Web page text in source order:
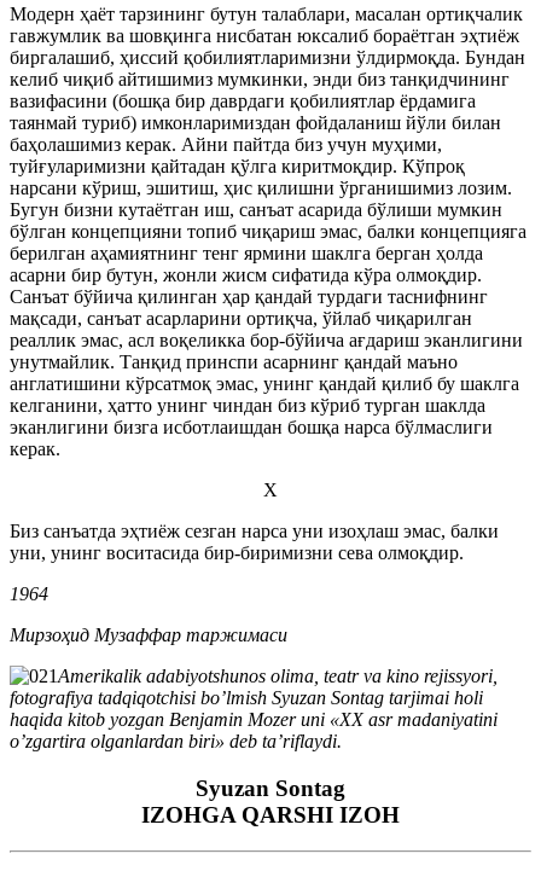
Модерн ҳаёт тарзининг бутун талаблари, масалан ортиқчалик
гавжумлик ва шовқинга нисбатан юксалиб бораётган эҳтиёж
биргалашиб, ҳиссий қобилиятларимизни ўлдирмоқда. Бундан
келиб чиқиб айтишимиз мумкинки, энди биз танқидчининг
вазифасини (бошқа бир даврдаги қобилиятлар ёрдамига
таянмай туриб) имконларимиздан фойдаланиш йўли билан
баҳолашимиз керак. Айни пайтда биз учун муҳими,
туйғуларимизни қайтадан қўлга киритмоқдир. Кўпроқ
нарсани кўриш, эшитиш, ҳис қилишни ўрганишимиз лозим.
Бугун бизни кутаётган иш, санъат асарида бўлиши мумкин
бўлган концепцияни топиб чиқариш эмас, балки концепцияга
берилган аҳамиятнинг тенг ярмини шаклга берган ҳолда
асарни бир бутун, жонли жисм сифатида кўра олмоқдир.
Санъат бўйича қилинган ҳар қандай турдаги таснифнинг
мақсади, санъат асарларини ортиқча, ўйлаб чиқарилган
реаллик эмас, асл воқеликка бор-бўйича ағдариш эканлигини
унутмайлик. Танқид принспи асарнинг қандай маъно
англатишини кўрсатмоқ эмас, унинг қандай қилиб бу шаклга
келганини, ҳатто унинг чиндан биз кўриб турган шаклда
эканлигини бизга исботлаишдан бошқа нарса бўлмаслиги
керак.
X
Биз санъатда эҳтиёж сезган нарса уни изоҳлаш эмас, балки
уни, унинг воситасида бир-биримизни сева олмоқдир.
1964
Мирзоҳид Музаффар таржимаси
Amerikalik adabiyotshunos olima, teatr va kino rejissyori,
fotografiya tadqiqotchisi bo’lmish Syuzan Sontag tarjimai holi
haqida kitob yozgan Benjamin Mozer uni «XX asr madaniyatini
o’zgartira olganlardan biri» deb ta’riflaydi.
Syuzan Sontag
IZOHGA QARSHI IZOH